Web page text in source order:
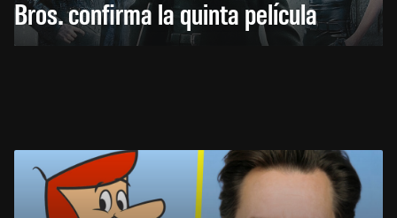
Bros. confirma la quinta película